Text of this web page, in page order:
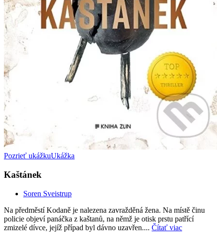
Pozrieť ukážkuUkážka
Kaštánek
Soren Sveistrup
Na předměstí Kodaně je nalezena zavražděná žena. Na místě činu
policie objeví panáčka z kaštanů, na němž je otisk prstu patřící
zmizelé dívce, jejíž případ byl dávno uzavřen.... Čítať viac